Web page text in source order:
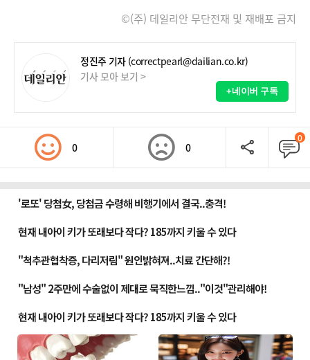
©(주) 데일리안 무단전재 및 재배포 금지
정진주 기자 (correctpearl@dailian.co.kr)
기사 모아 보기 >
+네이버 구독
0 0
0